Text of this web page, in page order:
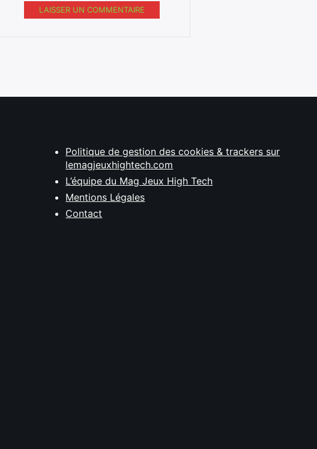
LAISSER UN COMMENTAIRE
Politique de gestion des cookies & trackers sur
lemagjeuxhightech.com
L’équipe du Mag Jeux High Tech
Mentions Légales
Contact